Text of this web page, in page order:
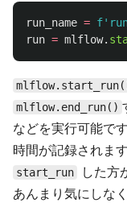
run_name = f'
run = mlflow.
mlflow.end_run()
などを実行可能で
時間が記録されま
start_run
した方
あんまり気にしな